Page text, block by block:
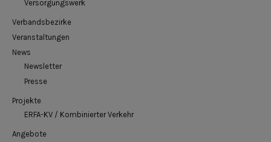
Versorgungswerk
Verbandsbezirke
Veranstaltungen
News
Newsletter
Presse
Projekte
ERFA-KV / Kombinierter Verkehr
Angebote